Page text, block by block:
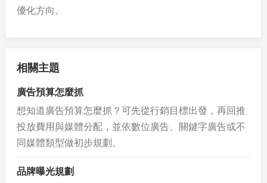
優化方向。
相關主題
廣告預算怎麼抓
想知道廣告預算怎麼抓？可先從行銷目標出發，再回推
投放費用與媒體分配，並依數位廣告、關鍵字廣告或不
同媒體類型做初步規劃。
品牌曝光規劃